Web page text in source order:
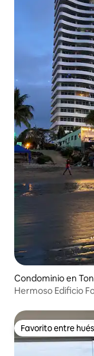
Condominio en
Hermoso Edificio
Favorito entre
Favorito entre